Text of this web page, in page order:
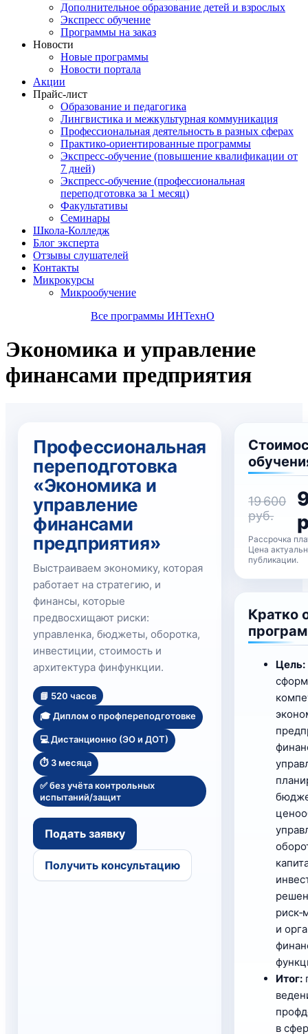
Дополнительное образование детей и взрослых
Экспресс обучение
Программы на заказ
Новости
Новые программы
Новости портала
Акции
Прайс-лист
Образование и педагогика
Лингвистика и межкультурная коммуникация
Профессиональная деятельность в разных сферах
Практико-ориентированные программы
Экспресс-обучение (повышение квалификации от
7 дней)
Экспресс-обучение (профессиональная
переподготовка за 1 месяц)
Факультативы
Семинары
Школа-Колледж
Блог эксперта
Отзывы слушателей
Контакты
Микрокурсы
Микрообучение
Все программы ИНТехнО
Экономика и управление
финансами предприятия
Профессиональная
переподготовка
«Экономика и
управление
финансами
предприятия»
Выстраиваем экономику, которая
работает на стратегию, и
финансы, которые
предвосхищают риски:
управленка, бюджеты, оборотка,
инвестиции, стоимость и
архитектура финфункции.
📘 520 часов
🎓 Диплом о профпереподготовке
💻 Дистанционно (ЭО и ДОТ)
⏱️ 3 месяца
✅ без учёта контрольных
испытаний/защит
Подать заявку
Получить консультацию
19 600
руб.
Рассрочка
Цена
публикации.
Кратко
Цель:
и
Итог:
в